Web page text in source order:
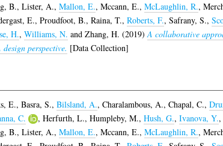
B., Lister, A., Mallon, E., Mccann, E., McLaughlin, R.,
E., Proudfoot, B., Raina, T., Roberts, F., Safrany, S.,
H., Williams, N. and Zhang, H. (2019)A collaborative
perspective. [Data Collection]
E., Basra, S., Bilsland, A., Charalambous, A., Chapal, C.,
C. , Herfurth, L., Humpleby, M., Hush, G., Ivanova, Y.,
B., Lister, A., Mallon, E., Mccann, E., McLaughlin, R.,